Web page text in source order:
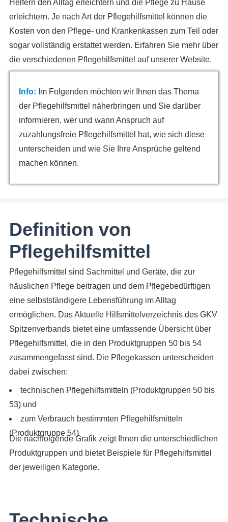
Helfern den Alltag erleichtern und die Pflege zu Hause
erleichtern. Je nach Art der Pflegehilfsmittel können die
Kosten von den Pflege- und Krankenkassen zum Teil oder
sogar vollständig erstattet werden. Erfahren Sie mehr über
die verschiedenen Pflegehilfsmittel auf unserer Website.
Info: Im Folgenden möchten wir Ihnen das Thema
der Pflegehilfsmittel näherbringen und Sie darüber
informieren, wer und wann Anspruch auf
zuzahlungsfreie Pflegehilfsmittel hat, wie sich diese
unterscheiden und wie Sie Ihre Ansprüche geltend
machen können.
Definition von
Pflegehilfsmittel
Pflegehilfsmittel sind Sachmittel und Geräte, die zur
häuslichen Pflege beitragen und dem Pflegebedürftigen
eine selbstständigere Lebensführung im Alltag
ermöglichen. Das Aktuelle Hilfsmittelverzeichnis des GKV
Spitzenverbands bietet eine umfassende Übersicht über
Pflegehilfsmittel, die in den Produktgruppen 50 bis 54
zusammengefasst sind. Die Pflegekassen unterscheiden
dabei zwischen:
technischen Pflegehilfsmitteln (Produktgruppen 50 bis
53) und
zum Verbrauch bestimmten Pflegehilfsmitteln
(Produktgruppe 54)
Die nachfolgende Grafik zeigt Ihnen die unterschiedlichen
Produktgruppen und bietet Beispiele für Pflegehilfsmittel
der jeweiligen Kategorie.